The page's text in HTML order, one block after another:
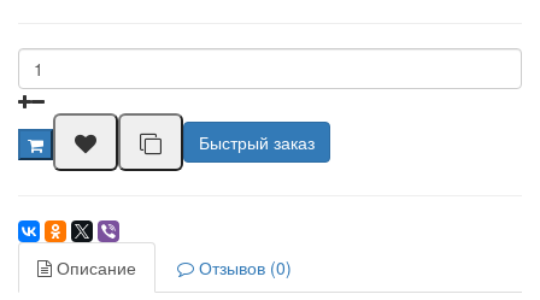
Быстрый заказ
Описание
Отзывов (0)